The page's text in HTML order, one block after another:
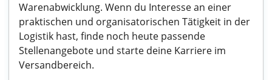
Warenabwicklung. Wenn du Interesse an einer
praktischen und organisatorischen Tätigkeit in der
Logistik hast, finde noch heute passende
Stellenangebote und starte deine Karriere im
Versandbereich.